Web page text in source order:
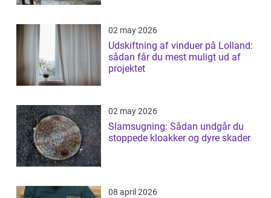
02 may 2026
Udskiftning af vinduer på Lolland:
sådan får du mest muligt ud af
projektet
02 may 2026
Slamsugning: Sådan undgår du
stoppede kloakker og dyre skader
08 april 2026